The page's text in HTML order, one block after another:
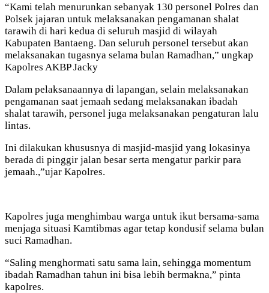
“Kami telah menurunkan sebanyak 130 personel Polres dan
Polsek jajaran untuk melaksanakan pengamanan shalat
tarawih di hari kedua di seluruh masjid di wilayah
Kabupaten Bantaeng. Dan seluruh personel tersebut akan
melaksanakan tugasnya selama bulan Ramadhan,” ungkap
Kapolres AKBP Jacky
Dalam pelaksanaannya di lapangan, selain melaksanakan
pengamanan saat jemaah sedang melaksanakan ibadah
shalat tarawih, personel juga melaksanakan pengaturan lalu
lintas.
Ini dilakukan khususnya di masjid-masjid yang lokasinya
berada di pinggir jalan besar serta mengatur parkir para
jemaah.,”ujar Kapolres.
Kapolres juga menghimbau warga untuk ikut bersama-sama
menjaga situasi Kamtibmas agar tetap kondusif selama bulan
suci Ramadhan.
“Saling menghormati satu sama lain, sehingga momentum
ibadah Ramadhan tahun ini bisa lebih bermakna,” pinta
kapolres.